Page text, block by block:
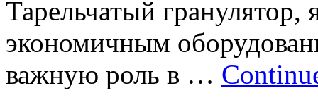
Тарельчатый
экономичным
важную роль в …